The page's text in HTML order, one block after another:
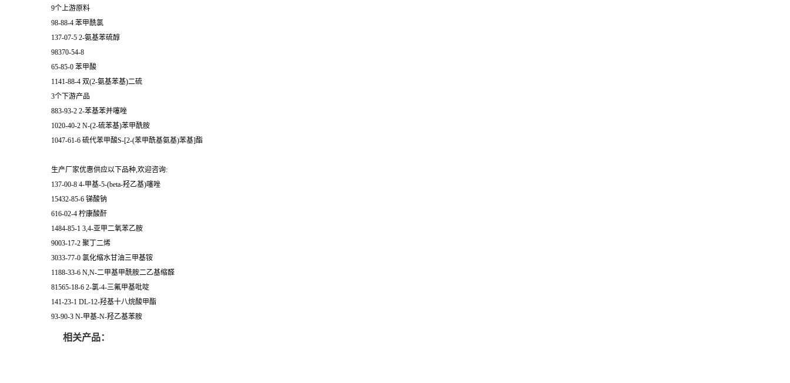
9个上游原料
98-88-4 苯甲酰氯
137-07-5 2-氨基苯硫醇
98370-54-8
65-85-0 苯甲酸
1141-88-4 双(2-氨基苯基)二硫
3个下游产品
883-93-2 2-苯基苯并噻唑
1020-40-2 N-(2-硫苯基)苯甲酰胺
1047-61-6 硫代苯甲酸S-[2-(苯甲酰基氨基)苯基]酯
生产厂家优惠供应以下品种,欢迎咨询:
137-00-8 4-甲基-5-(beta-羟乙基)噻唑
15432-85-6 锑酸钠
616-02-4 柠康酸酐
1484-85-1 3,4-亚甲二氧苯乙胺
9003-17-2 聚丁二烯
3033-77-0 氯化缩水甘油三甲基铵
1188-33-6 N,N-二甲基甲酰胺二乙基缩醛
81565-18-6 2-氯-4-三氟甲基吡啶
141-23-1 DL-12-羟基十八烷酸甲酯
93-90-3 N-甲基-N-羟乙基苯胺
相关产品：